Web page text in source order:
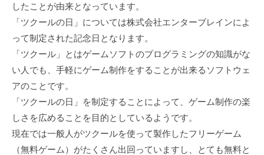
したことが由来となっています。
「ツクールの日」については株式会社エンターブレインによ
って制定された記念日となります。
「ツクール」とはゲームソフトのプログラミングの知識がな
い人でも、手軽にゲーム制作をすることが出来るソフトウェ
アのことです。
「ツクールの日」を制定することによって、ゲーム制作の楽
しさを広めることを目的としているようです。
現在では一般人がツクールを使って製作したフリーゲーム
（無料ゲーム）がたくさん出回っていますし、とても無料と